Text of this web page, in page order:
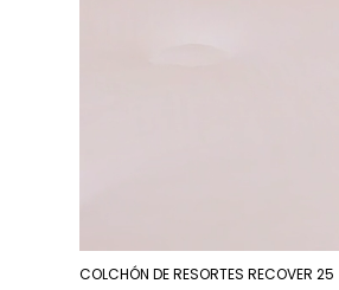
COLCHÓN DE RESORTES RECOVER 25